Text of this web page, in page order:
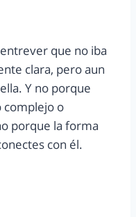
que no iba
clara, pero aun
Y no porque
complejo o
porque la forma
con él.